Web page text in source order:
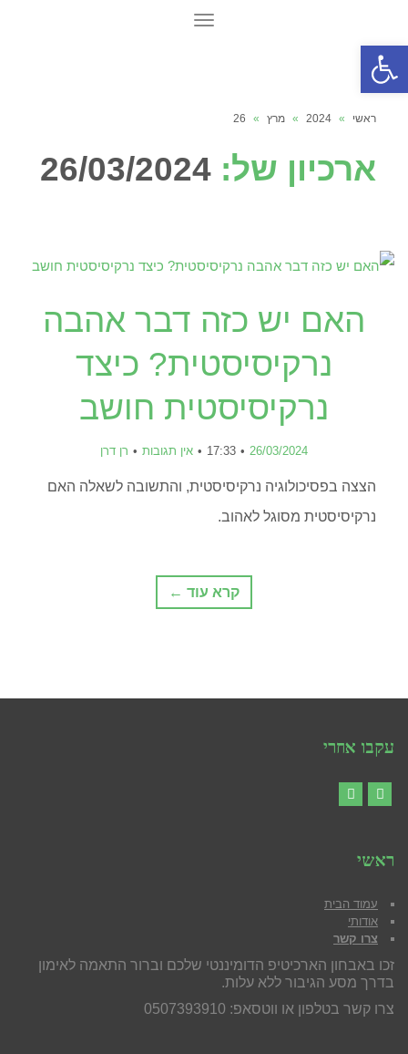
פתח סרגל נגישות
תפריט
ראשי »
2024
» מרץ »
26
ארכיון של: 26/03/2024
האם יש כזה דבר אהבה
נרקיסיסטית? כיצד
נרקיסיסטית חושב
26/03/2024
17:33 אין תגובות רן דרן
הצצה בפסיכולוגיה נרקיסיסטית, והתשובה לשאלה האם
נרקיסיסטית מסוגל לאהוב.
קרא עוד ←
עקבו אחרי
ראשי
עמוד הבית
אודותי
צרו קשר
זכו באבחון הארכיטיפ הדומיננטי שלכם וברור התאמה לאימון
בדרך מסע הגיבור ללא עלות.
צרו קשר בטלפון או ווטסאפ: 0507393910